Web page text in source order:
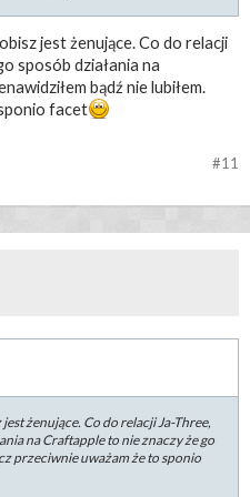
jest żenujące. Co do relacji
sposób działania na
bądź nie lubiłem.
facet
#11
żenujące. Co do relacji Ja-Three,
na Craftapple to nie znaczy że go
przeciwnie uważam że to sponio